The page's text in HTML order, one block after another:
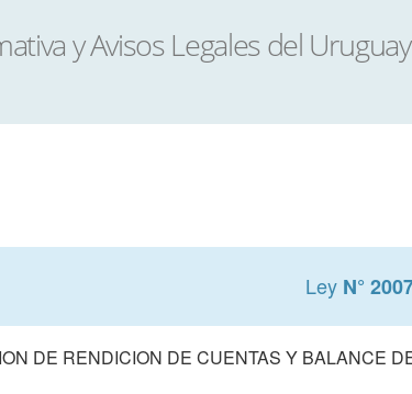
Ley N°
DE RENDICION DE CUENTAS Y BALANCE